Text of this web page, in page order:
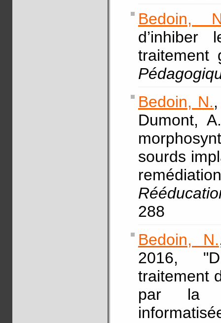
Bedoin,
d’inhiber
traitement
Bedoin, N.
Dumont,
sourds
288
Bedoin, N.
2016,
traitement
par la